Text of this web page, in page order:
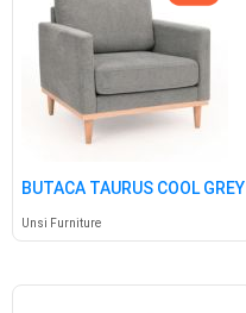
BUTACA TAURUS COOL GREY
Unsi Furniture